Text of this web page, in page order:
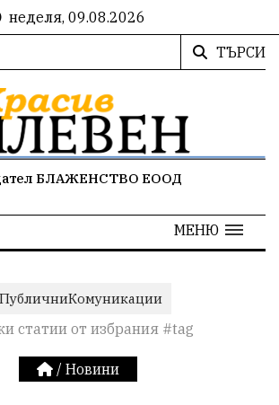
неделя, 09.08.2026
ТЪРСИ
БЛАЖЕНСТВО ЕООД
МЕНЮ
статии от избрания #tag
/ Новини